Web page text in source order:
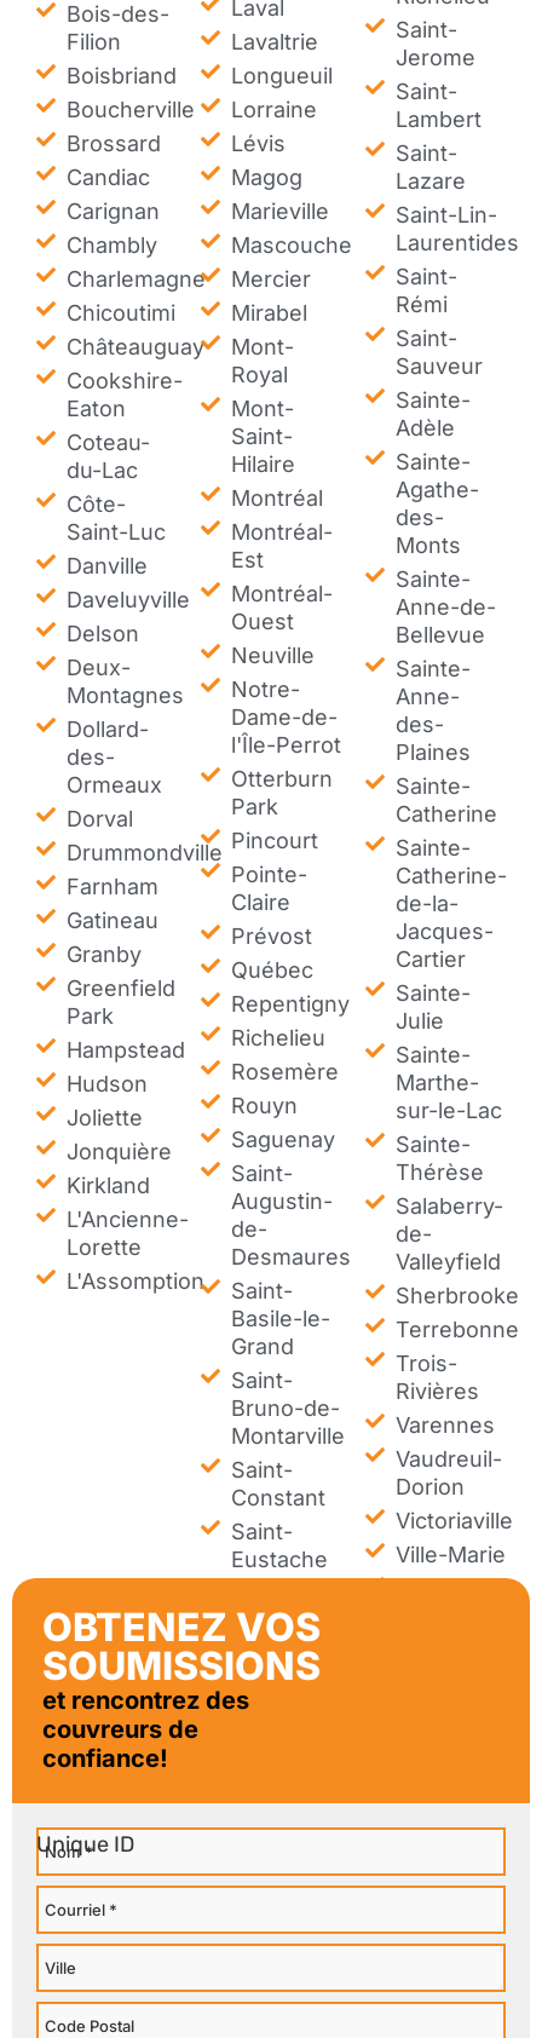
Bois-des-
Filion
Boisbriand
Boucherville
Brossard
Candiac
Carignan
Chambly
Charlemagne
Chicoutimi
Châteauguay
Cookshire-
Eaton
Coteau-
du-Lac
Côte-
Saint-Luc
Danville
Daveluyville
Delson
Deux-
Montagnes
Dollard-
des-
Ormeaux
Dorval
Drummondville
Farnham
Gatineau
Granby
Greenfield
Park
Hampstead
Hudson
Joliette
Jonquière
Kirkland
L'Ancienne-
Lorette
L'Assomption
Laval
Lavaltrie
Longueuil
Lorraine
Lévis
Magog
Marieville
Mascouche
Mercier
Mirabel
Mont-
Royal
Mont-
Saint-
Hilaire
Montréal
Montréal-
Est
Montréal-
Ouest
Neuville
Notre-
Dame-de-
l'Île-Perrot
Otterburn
Park
Pincourt
Pointe-
Claire
Prévost
Québec
Repentigny
Richelieu
Rosemère
Rouyn
Saguenay
Saint-
Augustin-
de-
Desmaures
Saint-
Basile-le-
Grand
Saint-
Bruno-de-
Montarville
Saint-
Constant
Saint-
Eustache
Saint-
Jerome
Saint-
Lambert
Saint-
Lazare
Saint-Lin-
Laurentides
Saint-
Rémi
Saint-
Sauveur
Sainte-
Adèle
Sainte-
Agathe-
des-
Monts
Sainte-
Anne-de-
Bellevue
Sainte-
Anne-
des-
Plaines
Sainte-
Catherine
Sainte-
Catherine-
de-la-
Jacques-
Cartier
Sainte-
Julie
Sainte-
Marthe-
sur-le-Lac
Sainte-
Thérèse
Salaberry-
de-
Valleyfield
Sherbrooke
Terrebonne
Trois-
Rivières
Varennes
Vaudreuil-
Dorion
Victoriaville
Ville-Marie
Westmount
OBTENEZ VOS
SOUMISSIONS
et rencontrez des
couvreurs de
confiance!
Nom
Courriel
Ville
Code